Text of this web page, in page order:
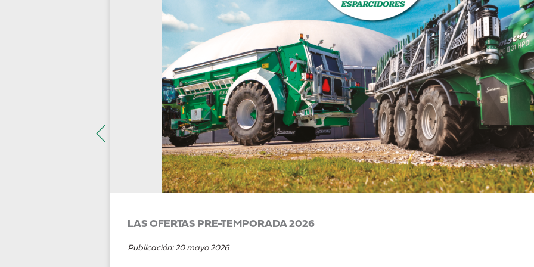
LAS OFERTAS PRE-TEMPORADA 2026
Publicación:20 mayo 2026